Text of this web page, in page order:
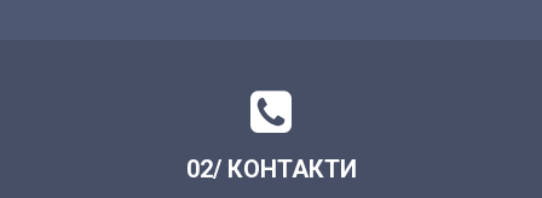
02/ КОНТАКТИ